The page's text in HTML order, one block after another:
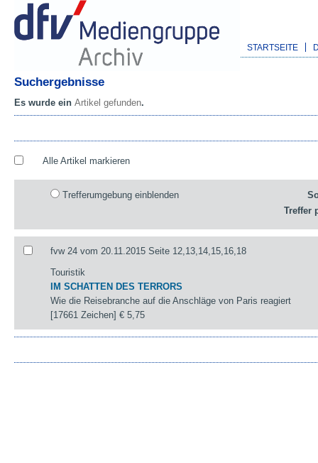
STARTSEITE
Suchergebnisse
Es wurde ein Artikel gefunden.
Alle Artikel markieren
Trefferumgebung einblenden
Treffer
fvw 24 vom 20.11.2015 Seite 12,13,14,15,16,18
Touristik
IM SCHATTEN DES TERRORS
Wie die Reisebranche auf die Anschläge von Paris reagiert
[17661 Zeichen]€ 5,75